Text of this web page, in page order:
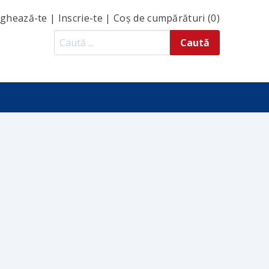
te | Inscrie-te | Coș de cumpărături (0)